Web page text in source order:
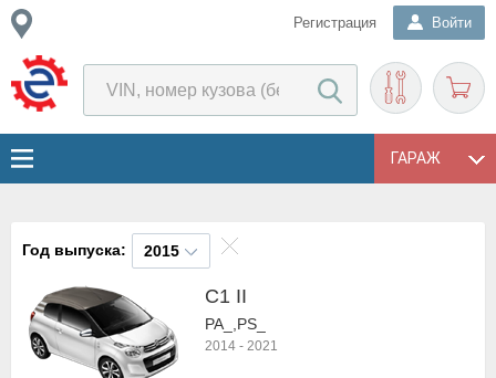
Регистрация Войти
ГАРАЖ
Год выпуска: 2015
C1 II
PA_,PS_
2014 - 2021